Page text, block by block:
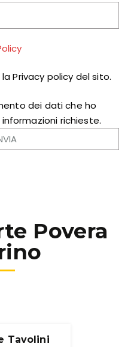
Privacy policy del sito.
dei dati che ho
richieste.
Povera
Tavolini